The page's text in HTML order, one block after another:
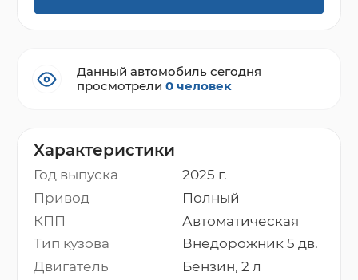
Характеристики
Год выпуска
2025 г.
Привод
Полный
КПП
Автоматическая
Тип кузова
Внедорожник 5 дв.
Двигатель
Бензин, 2 л
Данный автомобиль сегодня
просмотрели0 человек